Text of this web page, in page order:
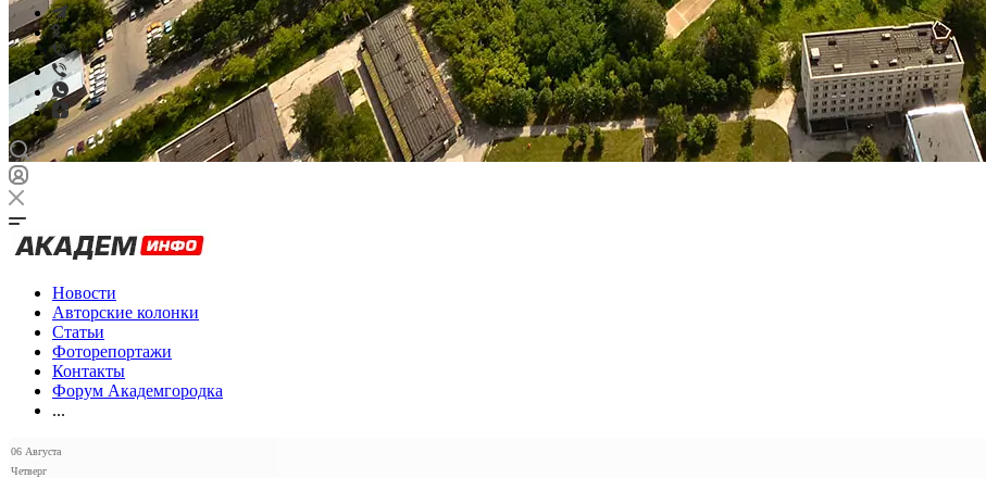
Новости
Авторские колонки
Статьи
Фоторепортажи
Контакты
Форум Академгородка
...
06 Августа
Четверг